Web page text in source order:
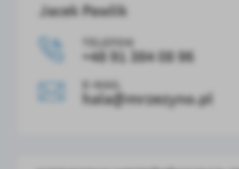
Jacek Pawlik
TELEFON
+48 91 384 08 96
E-MAIL
hala@mrzezyno.pl